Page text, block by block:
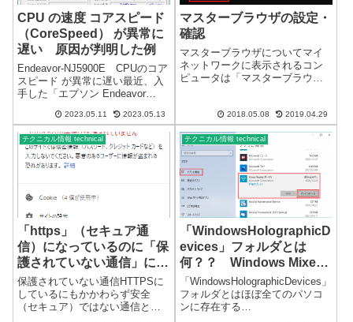
CPU の速度 コアスピード
（CoreSpeed） が異常に
遅い 原因が判明した例
Endeavor-NJ5900E CPUのコア
スピード が異常に遅い最近、入
手した「エプソン Endeavor
最大3.1）GHz」を操作していた
ら、 Core i5 にしては、処理速
度...
2023.05.11 2023.05.13
マスターブラウザの設定・
確認
マスターブラウザについてマイ
ネットワークに表示されるコン
ピュータは「マスターブラウ
代表した1台の管理パソコンにな
ります。通常優先順位が高いと
されるOSがマスターブラウザに
なりますが、同...
2018.05.08 2019.04.29
テクニカル情報 technical
「https」（セキュア通
信）になっているのに「保
護されていない通信」にな
る
保護されていない通信HTTPSに
しているにもかかわらず安全
（セキュア）ではない通信と表
テクニカル情報 technical
「WindowsHolographicD
evices」フォルダとは
何？？ Windows Mixed
Reality
「WindowsHolographicDevices」
フォルダとはほぼ全てのパソコ
ンに存在する